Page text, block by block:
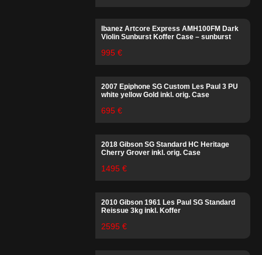
Ibanez Artcore Express AMH100FM Dark
Violin Sunburst Koffer Case – sunburst
995 €
2007 Epiphone SG Custom Les Paul 3 PU
white yellow Gold inkl. orig. Case
695 €
2018 Gibson SG Standard HC Heritage
Cherry Grover inkl. orig. Case
1495 €
2010 Gibson 1961 Les Paul SG Standard
Reissue 3kg inkl. Koffer
2595 €